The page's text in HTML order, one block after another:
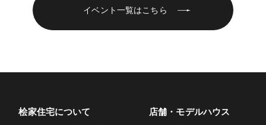
ずれかに該当する場合を除き、いかなる第三者にも開示・
提供いたしません。
5）その他正当な理由のある場合
イベント一覧はこちら
桧家住宅について 店舗・モデルハウス